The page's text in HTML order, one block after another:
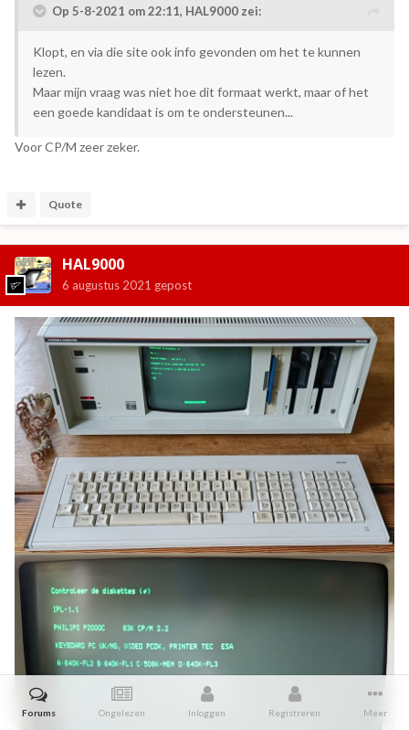
Op 5-8-2021 om 22:11, HAL9000 zei:
Klopt, en via die site ook info gevonden om het te kunnen
lezen.
Maar mijn vraag was niet hoe dit formaat werkt, maar of het
een goede kandidaat is om te ondersteunen...
Voor CP/M zeer zeker.
Quote
HAL9000
6 augustus 2021 gepost
Forums Ongelezen Inloggen Registreren Meer